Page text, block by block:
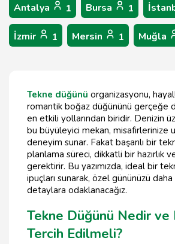
Antalya 1 Bursa 1
İzmir 1 Mersin 1 Muğla
Tekne düğünü organizasyonu,
romantik boğaz düğününü gerçeğe
en etkili yollarından biridir. Denizin
bu büyüleyici mekan, misafirlerinize
deneyim sunar. Fakat başarılı bir
planlama süreci, dikkatli bir hazırlık ve
gerektirir. Bu yazımızda, ideal bir
ipuçları sunarak, özel gününüzü
detaylara odaklanacağız.
Tekne Düğünü Nedir ve
Tercih Edilmeli?